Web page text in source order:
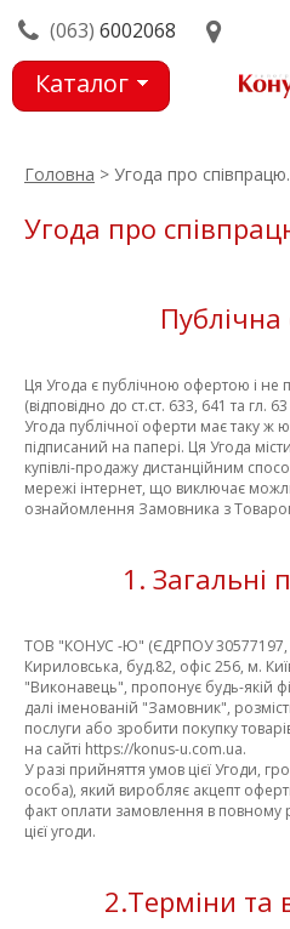
(063) 6002068
Каталог
Головна > Угода про співпрацю.
Угода про
Ця Угода є публічною офертою і не
(відповідно до ст.ст. 633, 641 та гл.
Угода публічної оферти має таку ж
підписаний на папері. Ця Угода
купівлі-продажу дистанційним
мережі інтернет, що виключає
ознайомлення Замовника з
1. Загальні
ТОВ "КОНУС -Ю" (ЄДРПОУ 30577197,
Кириловська, буд.82, офіс 256, м.
"Виконавець", пропонує будь-якій
далі іменованій "Замовник",
послуги або зробити покупку
на сайті https://konus-u.com.ua.
У разі прийняття умов цієї Угоди,
особа), який виробляє акцепт
факт оплати замовлення в повному
цієї угоди.
2.Терміни та